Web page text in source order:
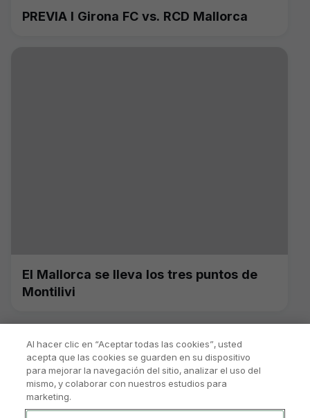
PREVIA I Girona FC vs. RCD Mallorca
El Mallorca se lleva los tres puntos de
Montilivi
Al hacer clic en “Aceptar todas las cookies”, usted
acepta que las cookies se guarden en su dispositivo
para mejorar la navegación del sitio, analizar el uso del
mismo, y colaborar con nuestros estudios para
marketing.